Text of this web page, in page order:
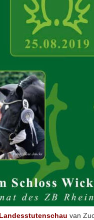
Landesstutenschau van